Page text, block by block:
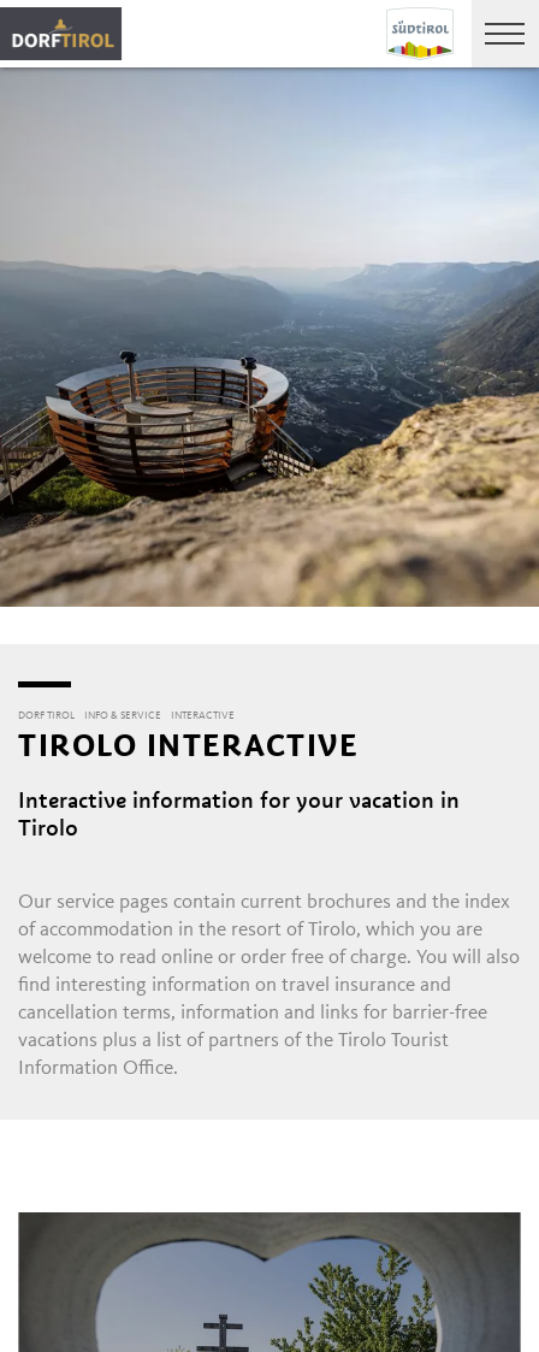
DORF TIROL INFO & SERVICE INTERACTIVE
TIROLO INTERACTIVE
Interactive information for your vacation in
Tirolo
Our service pages contain current brochures and the index
of accommodation in the resort of Tirolo, which you are
welcome to read online or order free of charge. You will also
find interesting information on travel insurance and
cancellation terms, information and links for barrier-free
vacations plus a list of partners of the Tirolo Tourist
Information Office.